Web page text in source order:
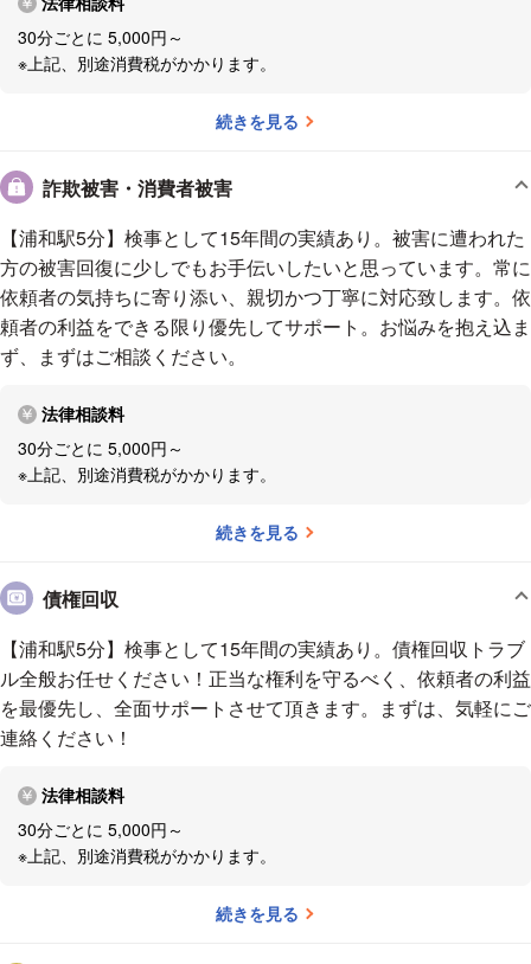
ーー今後の展望を教えてください。
な依頼を引き受けていくつもりです。
と「どんな方針を立てるか。」に尽きます。調査や勉強を重ね、ときには
に向けて力を尽くしたいです。
はありますし、同じ種類の事件でも、当然のことながら、当事者や状況等
によって事件の個性は様々です。 依頼者に「ありがとう」と言ってもら
えるよう、それぞれの案件に対していい仕事をしていきたいと思います。
ーー最後に、トラブルを抱えて悩んでいる方へメッセージをお願いしま
す。
弁護士と依頼者もまた人間関係のひとつですので、いろんな弁
ったら、弁護士の話をよく聞いてください。「自分の言い分を聞いてほし
い。」という思いが先行するかもしれませんが、解決のためには、専門家
の話に耳を傾けてみる姿勢も大事だと思います。
ください。でも悩んで解決しないなら、考えることはやめましょう。あと
込まないでください。ひとりで悶々と悩むくらいなら、とりあえず法律事
30分ごとに 5,000円～
※上記、別途消費税がかかります。
続きを見る
詐欺被害・消費者被害
【浦和駅5分】検事として15年間の実績あり。被害に遭われた
方の被害回復に少しでもお手伝いしたいと思っています。常に
依頼者の気持ちに寄り添い、親切かつ丁寧に対応致します。依
頼者の利益をできる限り優先してサポート。お悩みを抱え込ま
ず、まずはご相談ください。
法律相談料
30分ごとに 5,000円～
※上記、別途消費税がかかります。
続きを見る
債権回収
【浦和駅5分】検事として15年間の実績あり。債権回収トラブ
ル全般お任せください！正当な権利を守るべく、依頼者の利益
を最優先し、全面サポートさせて頂きます。まずは、気軽にご
連絡ください！
法律相談料
30分ごとに 5,000円～
※上記、別途消費税がかかります。
続きを見る